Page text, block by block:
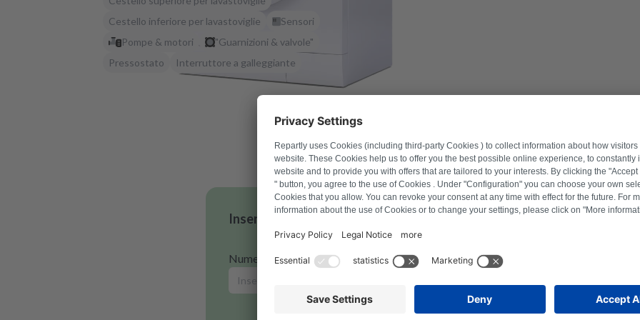
Cestello inferiore per lavastoviglie
Sensori
Pompe & motori
"Guarnizioni & valvole"
Pressostato
Interruttore a galleggiante
Inserisci il numero del modello per trovare i prodotti compatibili.
Numero modello